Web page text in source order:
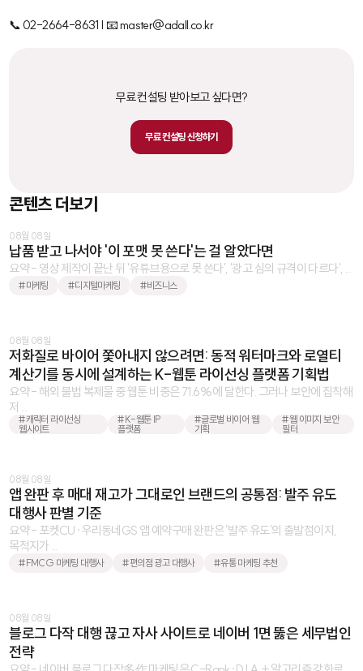
📞 02-2664-8631 | 📧 master@adall.co.kr
무료 컨설팅 받아보고 싶다면?
무료 컨설팅 신청하기
콘텐츠 더보기
08월 08일
납품 받고 나서야 '이 포맷 못 쓴다'는 걸 알았다면
요약 - 영상 제작이 끝난 뒤 '유튜브용으로 못 쓴다', '광고 심의 규격이 다르다', ...
#마케팅 #디지털마케팅 #비즈니스
08월 08일
저화질로 바이어 쫓아내지 않으려면: 동적 워터마크와 로열티
계산기를 동시에 설계하는 K-웹툰 라이선싱 플랫폼 기획법
요약 - 해외 불법 복제물 중 웹툰 비중은 71.6%에 달한다. 그러나 보안에 집착해
저 ...
#캐릭터 라이선싱
웹사이트
#K-웹툰 IP
플랫폼
#글로벌 바이어 웹
기획
#웹 이미지 보안
필터
08월 08일
앱 완판 후 매대 재고가 그대로인 브랜드의 공통점: 발주 유도
대행사 판별 기준
요약 - 포켓CU·우리동네GS 앱 예약구매 완판은 '발주 유도'의 출발점이지,
목적지가 ...
#FMCG 마케팅 대행사 #편의점 광고 대행사 #유통 마케팅 추천
08월 08일
블로그 다작 대행 끊고 자사 사이트로 네이버 1면 뚫은 세무법인
전략